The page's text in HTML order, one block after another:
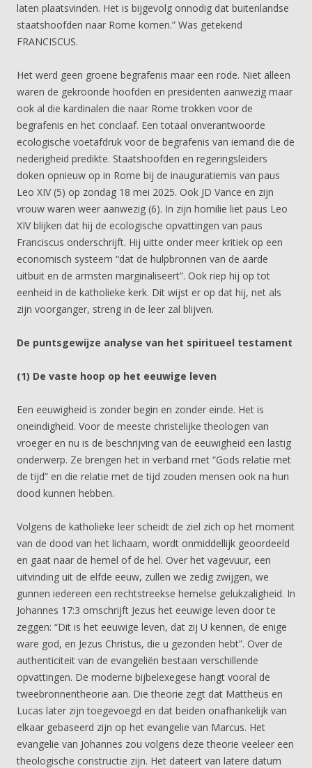
laten plaatsvinden. Het is bijgevolg onnodig dat buitenlandse
staatshoofden naar Rome komen.” Was getekend
FRANCISCUS.
Het werd geen groene begrafenis maar een rode. Niet alleen
waren de gekroonde hoofden en presidenten aanwezig maar
ook al die kardinalen die naar Rome trokken voor de
begrafenis en het conclaaf. Een totaal onverantwoorde
ecologische voetafdruk voor de begrafenis van iemand die de
nederigheid predikte. Staatshoofden en regeringsleiders
doken opnieuw op in Rome bij de inauguratiemis van paus
Leo XIV (5) op zondag 18 mei 2025. Ook JD Vance en zijn
vrouw waren weer aanwezig (6). In zijn homilie liet paus Leo
XIV blijken dat hij de ecologische opvattingen van paus
Franciscus onderschrijft. Hij uitte onder meer kritiek op een
economisch systeem “dat de hulpbronnen van de aarde
uitbuit en de armsten marginaliseert”. Ook riep hij op tot
eenheid in de katholieke kerk. Dit wijst er op dat hij, net als
zijn voorganger, streng in de leer zal blijven.
De puntsgewijze analyse van het spiritueel testament
(1) De vaste hoop op het eeuwige leven
Een eeuwigheid is zonder begin en zonder einde. Het is
oneindigheid. Voor de meeste christelijke theologen van
vroeger en nu is de beschrijving van de eeuwigheid een lastig
onderwerp. Ze brengen het in verband met “Gods relatie met
de tijd” en die relatie met de tijd zouden mensen ook na hun
dood kunnen hebben.
Volgens de katholieke leer scheidt de ziel zich op het moment
van de dood van het lichaam, wordt onmiddellijk geoordeeld
en gaat naar de hemel of de hel. Over het vagevuur, een
uitvinding uit de elfde eeuw, zullen we zedig zwijgen, we
gunnen iedereen een rechtstreekse hemelse gelukzaligheid. In
Johannes 17:3 omschrijft Jezus het eeuwige leven door te
zeggen: “Dit is het eeuwige leven, dat zij U kennen, de enige
ware god, en Jezus Christus, die u gezonden hebt”. Over de
authenticiteit van de evangeliën bestaan verschillende
opvattingen. De moderne bijbelexegese hangt vooral de
tweebronnentheorie aan. Die theorie zegt dat Mattheüs en
Lucas later zijn toegevoegd en dat beiden onafhankelijk van
elkaar gebaseerd zijn op het evangelie van Marcus. Het
evangelie van Johannes zou volgens deze theorie veeleer een
theologische constructie zijn. Het dateert van latere datum